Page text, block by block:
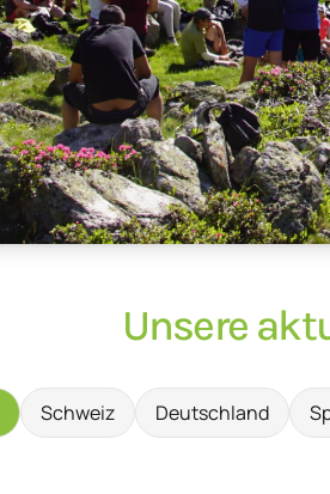
Unsere
Schweiz Deutschland